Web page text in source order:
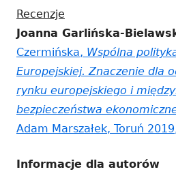
Recenzje
Joanna Garlińska-
Czermińska, Wspólna
Europejskiej. Znaczenie dla
rynku europejskiego i
bezpieczeństwa
Adam Marszałek, Toruń
Informacje dla autorów